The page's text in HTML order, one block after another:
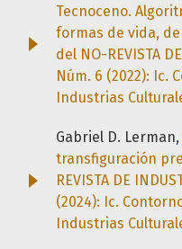
Tecnoceno.
formas de vida, de
del NO-REVISTA
Núm. 6 (2022): Ic.
Industrias
Gabriel D. Lerman,
transfiguración
REVISTA DE
(2024): Ic.
Industrias